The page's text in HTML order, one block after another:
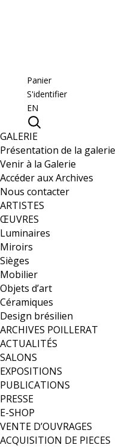
Panier
S'identifier
EN
GALERIE
Présentation de la galerie
Venir à la Galerie
Accéder aux Archives
Nous contacter
ARTISTES
ŒUVRES
Luminaires
Miroirs
Sièges
Mobilier
Objets d’art
Céramiques
Design brésilien
ARCHIVES POILLERAT
ACTUALITÉS
SALONS
EXPOSITIONS
PUBLICATIONS
PRESSE
E-SHOP
VENTE D’OUVRAGES
ACQUISITION DE PIECES